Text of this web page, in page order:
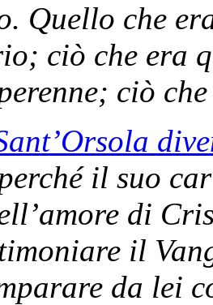
Quello che
ciò che era
ciò
il suo
di
il
da lei